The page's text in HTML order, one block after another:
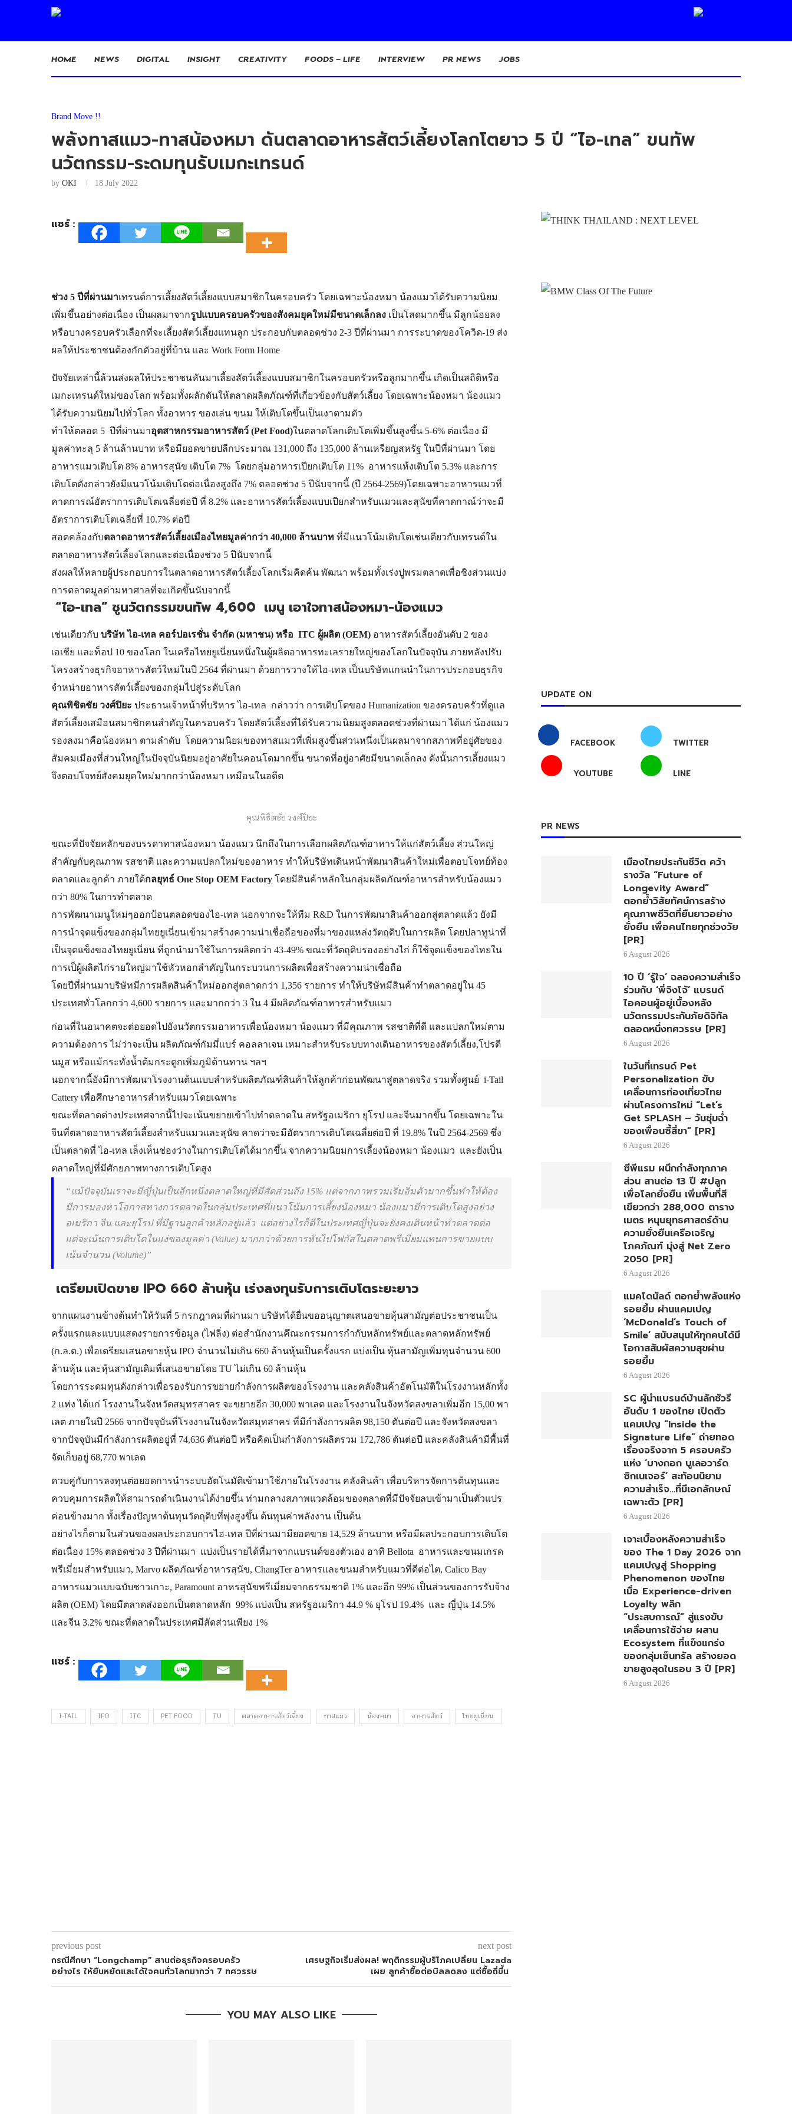
HOME NEWS DIGITAL INSIGHT CREATIVITY FOODS – LIFE INTERVIEW PR NEWS JOBS
Brand Move !!
พลังทาสแมว-ทาสน้องหมา ดันตลาดอาหารสัตว์เลี้ยงโลกโตยาว 5 ปี “ไอ-เทล” ขนทัพ
นวัตกรรม-ระดมทุนรับเมกะเทรนด์
by OKI 18 July 2022
แชร์ :
ช่วง 5 ปีที่ผ่านมาเทรนด์การเลี้ยงสัตว์เลี้ยงแบบสมาชิกในครอบครัว โดยเฉพาะน้องหมา น้องแมวได้รับความนิยม
เพิ่มขึ้นอย่างต่อเนื่อง เป็นผลมาจากรูปแบบครอบครัวของสังคมยุคใหม่มีขนาดเล็กลง เป็นโสดมากขึ้น มีลูกน้อยลง
หรือบางครอบครัวเลือกที่จะเลี้ยงสัตว์เลี้ยงแทนลูก ประกอบกับตลอดช่วง 2-3 ปีที่ผ่านมา การระบาดของโควิด-19 ส่ง
ผลให้ประชาชนต้องกักตัวอยู่ที่บ้าน และ Work Form Home
ปัจจัยเหล่านี้ล้วนส่งผลให้ประชาชนหันมาเลี้ยงสัตว์เลี้ยงแบบสมาชิกในครอบครัวหรือลูกมากขึ้น เกิดเป็นสถิติหรือ
เมกะเทรนด์ใหม่ของโลก พร้อมทั้งผลักดันให้ตลาดผลิตภัณฑ์ที่เกี่ยวข้องกับสัตว์เลี้ยง โดยเฉพาะน้องหมา น้องแมว
ได้รับความนิยมไปทั่วโลก ทั้งอาหาร ของเล่น ขนม ให้เติบโตขึ้นเป็นเงาตามตัว
ทำให้ตลอด 5 ปีที่ผ่านมาอุตสาหกรรมอาหารสัตว์ (Pet Food)ในตลาดโลกเติบโตเพิ่มขึ้นสูงขึ้น 5-6% ต่อเนื่อง มี
มูลค่าทะลุ 5 ล้านล้านบาท หรือมียอดขายปลีกประมาณ 131,000 ถึง 135,000 ล้านเหรียญสหรัฐ ในปีที่ผ่านมา โดย
อาหารแมวเติบโต 8% อาหารสุนัข เติบโต 7% โดยกลุ่มอาหารเปียกเติบโต 11% อาหารแห้งเติบโต 5.3% และการ
เติบโตดังกล่าวยังมีแนวโน้มเติบโตต่อเนื่องสูงถึง 7% ตลอดช่วง 5 ปีนับจากนี้ (ปี 2564-2569)โดยเฉพาะอาหารแมวที่
คาดการณ์อัตราการเติบโตเฉลี่ยต่อปี ที่ 8.2% และอาหารสัตว์เลี้ยงแบบเปียกสำหรับแมวและสุนัขที่คาดกาณ์ว่าจะมี
อัตราการเติบโตเฉลี่ยที่ 10.7% ต่อปี
สอดคล้องกับตลาดอาหารสัตว์เลี้ยงเมืองไทยมูลค่ากว่า 40,000 ล้านบาท ที่มีแนวโน้มเติบโตเช่นเดียวกับเทรนด์ใน
ตลาดอาหารสัตว์เลี้ยงโลกและต่อเนื่องช่วง 5 ปีนับจากนี้
ส่งผลให้หลายผู้ประกอบการในตลาดอาหารสัตว์เลี้ยงโลกเริ่มคิดค้น พัฒนา พร้อมทั้งเร่งปูพรมตลาดเพื่อชิงส่วนแบ่ง
การตลาดมูลค่ามหาศาลที่จะเกิดขึ้นนับจากนี้
“ไอ-เทล” ชูนวัตกรรมขนทัพ 4,600 เมนู เอาใจทาสน้องหมา-น้องแมว
เช่นเดียวกับ บริษัท ไอ-เทล คอร์ปอเรชั่น จำกัด (มหาชน) หรือ ITC ผู้ผลิต (OEM) อาหารสัตว์เลี้ยงอันดับ 2 ของ
เอเชีย และท็อป 10 ของโลก ในเครือไทยยูเนี่ยนหนึ่งในผู้ผลิตอาหารทะเลรายใหญ่ของโลกในปัจจุบัน ภายหลังปรับ
โครงสร้างธุรกิจอาหารสัตว์ใหม่ในปี 2564 ที่ผ่านมา ด้วยการวางให้ไอ-เทล เป็นบริษัทแกนนำในการประกอบธุรกิจ
จำหน่ายอาหารสัตว์เลี้ยงของกลุ่มไปสู่ระดับโลก
คุณพิชิตชัย วงศ์ปิยะ ประธานเจ้าหน้าที่บริหาร ไอ-เทล กล่าวว่า การเติบโตของ Humanization ของครอบครัวที่ดูแล
สัตว์เลี้ยงเสมือนสมาชิกคนสำคัญในครอบครัว โดยสัตว์เลี้ยงที่ได้รับความนิยมสูงตลอดช่วงที่ผ่านมา ได้แก่ น้องแมว
รองลงมาคือน้องหมา ตามลำดับ โดยความนิยมของทาสแมวที่เพิ่มสูงขึ้นส่วนหนึ่งเป็นผลมาจากสภาพที่อยู่ศัยของ
สัมคมเมืองที่ส่วนใหญ่ในปัจจุบันนิยมอยู่อาศัยในคอนโดมากขึ้น ขนาดที่อยู่อาศัยมีขนาดเล็กลง ดังนั้นการเลี้ยงแมว
จึงตอบโจทย์สังคมยุคใหม่มากกว่าน้องหมา เหมือนในอดีต
คุณพิชิตชัย วงศ์ปิยะ
ขณะที่ปัจจัยหลักของบรรดาทาสน้องหมา น้องแมว นึกถึงในการเลือกผลิตภัณฑ์อาหารให้แก่สัตว์เลี้ยง ส่วนใหญ่
สำคัญกับคุณภาพ รสชาติ และความแปลกใหม่ของอาหาร ทำให้บริษัทเดินหน้าพัฒนาสินค้าใหม่เพื่อตอบโจทย์ท้อง
ตลาดและลูกค้า ภายใต้กลยุทธ์ One Stop OEM Factory โดยมีสินค้าหลักในกลุ่มผลิตภัณฑ์อาหารสำหรับน้องแมว
กว่า 80% ในการทำตลาด
การพัฒนาเมนูใหม่ๆออกป้อนตลอดของไอ-เทล นอกจากจะให้ทีม R&D ในการพัฒนาสินค้าออกสู่ตลาดแล้ว ยังมี
การนำจุดแข็งของกลุ่มไทยยูเนี่ยนเข้ามาสร้างความน่าเชื่อถือของที่มาของแหล่งวัตถุดิบในการผลิต โดยปลาทูน่าที่
เป็นจุดแข็งของไทยยูเนี่ยน ที่ถูกนำมาใช้ในการผลิตกว่า 43-49% ขณะที่วัตถุดิบรองอย่างไก่ ก็ใช้จุดแข็งของไทยใน
การเป็ผู้ผลิตไก่รายใหญ่มาใช้หัวหอกสำคัญในกระบวนการผลิตเพื่อสร้างความน่าเชื่อถือ
โดยปีที่ผ่านมาบริษัทมีการผลิตสินค้าใหม่ออกสู่ตลาดกว่า 1,356 รายการ ทำให้บริษัทมีสินค้าทำตลาดอยู่ใน 45
ประเทศทั่วโลกกว่า 4,600 รายการ และมากกว่า 3 ใน 4 มีผลิตภัณฑ์อาหารสำหรับแมว
ก่อนที่ในอนาคตจะต่อยอดไปยังนวัตกรรมอาหารเพื่อน้องหมา น้องแมว ที่มีคุณภาพ รสชาติที่ดี และแปลกใหม่ตาม
ความต้องการ ไม่ว่าจะเป็น ผลิตภัณฑ์กัมมี่แบร์ คอลลาเจน เหมาะสำหรับระบบทางเดินอาหารของสัตว์เลี้ยง,โปรตี
นมูส หรือแม้กระทั่งน้ำต้มกระดูกเพิ่มภูมิต้านทาน ฯลฯ
นอกจากนี้ยังมีการพัฒนาโรงงานต้นแบบสำหรับผลิตภัณฑ์สินค้าให้ลูกค้าก่อนพัฒนาสู่ตลาดจริง รวมทั้งศูนย์ i-Tail
Cattery เพื่อศึกษาอาหารสำหรับแมวโดยเฉพาะ
ขณะที่ตลาดต่างประเทศจากนี้ไปจะเน้นขยายเข้าไปทำตลาดใน สหรัฐอเมริกา ยุโรป และจีนมากขึ้น โดยเฉพาะใน
จีนที่ตลาดอาหารสัตว์เลี้ยงสำหรับแมวและสุนัข คาดว่าจะมีอัตราการเติบโตเฉลี่ยต่อปี ที่ 19.8% ในปี 2564-2569 ซึ่ง
เป็นตลาดที่ ไอ-เทล เล็งเห็นช่องว่างในการเติบโตได้มากขึ้น จากความนิยมการเลี้ยงน้องหมา น้องแมว และยังเป็น
ตลาดใหญ่ที่มีศักยภาพทางการเติบโตสูง
“แม้ปัจจุบันเราจะมีญี่ปุ่นเป็นอีกหนึ่งตลาดใหญ่ที่มีสัดส่วนถึง 15% แต่จากภาพรวมเริ่มอิ่มตัวมากขึ้นทำให้ต้อง
มีการมองหาโอกาสทางการตลาดในกลุ่มประเทศที่แนวโน้มการเลี้ยงน้องหมา น้องแมวมีการเติบโตสูงอย่าง
อเมริกา จีน และยุโรป ที่มีฐานลูกค้าหลักอยู่แล้ว แต่อย่างไรก็ดีในประเทศญี่ปุ่นจะยังคงเดินหน้าทำตลาดต่อ
แต่จะเน้นการเติบโตในแง่ของมูลค่า (Value) มากกว่าด้วยการหันไปโฟกัสในตลาดพรีเมี่ยมแทนการขายแบบ
เน้นจำนวน (Volume)”
เตรียมเปิดขาย IPO 660 ล้านหุ้น เร่งลงทุนรับการเติบโตระยะยาว
จากแผนงานข้างต้นทำให้วันที่ 5 กรกฎาคมที่ผ่านมา บริษัทได้ยื่นขออนุญาตเสนอขายหุ้นสามัญต่อประชาชนเป็น
ครั้งแรกและแบบแสดงรายการข้อมูล (ไฟลิ่ง) ต่อสำนักงานคึณะกรรมการกำกับหลักทรัพย์และตลาดหลักทรัพย์
(ก.ล.ต.) เพื่อเตรียมเสนอขายหุ้น IPO จำนวนไม่เกิน 660 ล้านหุ้นเป็นครั้งแรก แบ่งเป็น หุ้นสามัญเพิ่มทุนจำนวน 600
ล้านหุ้น และหุ้นสามัญเดิมที่เสนอขายโดย TU ไม่เกิน 60 ล้านหุ้น
โดยการระดมทุนดังกล่าวเพื่อรองรับการขยายกำลังการผลิตของโรงงาน และคลังสินค้าอัตโนมัติในโรงงานหลักทั้ง
2 แห่ง ได้แก่ โรงงานในจังหวัดสมุทรสาคร จะขยายอีก 30,000 พาเลต และโรงงานในจังหวัดสงขลาเพิ่มอีก 15,00 พา
เลต ภายในปี 2566 จากปัจจุบันที่โรงงานในจังหวัดสมุทสาคร ที่มีกำลังการผลิต 98,150 ตันต่อปี และจังหวัดสงขลา
จากปัจจุบันมีกำลังการผลิตอยู่ที่ 74,636 ตันต่อปี หรือคิดเป็นกำลังการผลิตรวม 172,786 ตันต่อปี และคลังสินค้ามีพื้นที่
จัดเก็บอยู่ 68,770 พาเลต
ควบคู่กับการลงทุนต่อยอดการนำระบบอัตโนมัติเข้ามาใช้ภายในโรงงาน คลังสินค้า เพื่อบริหารจัดการต้นทุนและ
ควบคุมการผลิตให้สามารถดำเนินงานได้ง่ายขึ้น ท่ามกลางสภาพแวดล้อมของตลาดที่มีปัจจัยลบเข้ามาเป็นตัวแปร
ค่อนข้างมาก ทั้งเรื่องปัญหาต้นทุนวัตถุดิบที่พุ่งสูงขึ้น ต้นทุนค่าพลังงาน เป็นต้น
อย่างไรก็ตามในส่วนของผลประกอบการไอ-เทล ปีที่ผ่านมามียอดขาย 14,529 ล้านบาท หรือมีผลประกอบการเติบโต
ต่อเนื่อง 15% ตลอดช่วง 3 ปีที่ผ่านมา แบ่งเป็นรายได้ที่มาจากแบรนด์ของตัวเอง อาทิ Bellota อาหารและขนมเกรด
พรีเมี่ยมสำหรับแมว, Marvo ผลิตภัณฑ์อาหารสุนัข, ChangTer อาหารและขนมสำหรับแมวที่ดีต่อไต, Calico Bay
อาหารแมวแบบฉบับชาวเกาะ, Paramount อาหรสุนัขพรีเมี่ยมจากธรรมชาติ 1% และอีก 99% เป็นส่วนของการรับจ้าง
ผลิต (OEM) โดยมีตลาดส่งออกเป็นตลาดหลัก 99% แบ่งเป็น สหรัฐอเมริกา 44.9 % ยุโรป 19.4% และ ญี่ปุ่น 14.5%
และจีน 3.2% ขณะที่ตลาดในประเทศมีสัดส่วนเพียง 1%
แชร์ :
I-TAIL IPO ITC PET FOOD TU ตลาดอาหารสัตว์เลี้ยง ทาสแมว น้องหมา อาหารสัตว์ ไทยยูเนี่ยน
previous post
กรณีศีกษา “Longchamp” สานต่อธุรกิจครอบครัว
อย่างไร ให้ยืนหยัดและได้ใจคนทั่วโลกมากว่า 7 ทศวรรษ
next post
เศรษฐกิจเริ่มส่งผล! พฤติกรรมผู้บริโภคเปลี่ยน Lazada
เผย ลูกค้าซื้อต่อบิลลดลง แต่ซื้อถี่ขึ้น
YOU MAY ALSO LIKE
UPDATE ON
FACEBOOK TWITTER
YOUTUBE LINE
PR NEWS
เมืองไทยประกันชีวิต คว้า
รางวัล “Future of
Longevity Award”
ตอกย้ำวิสัยทัศน์การสร้าง
คุณภาพชีวิตที่ยืนยาวอย่าง
ยั่งยืน เพื่อคนไทยทุกช่วงวัย
[PR]
6 August 2026
10 ปี ‘รู้ใจ’ ฉลองความสำเร็จ
ร่วมกับ ‘พี่จิงโจ้’ แบรนด์
ไอคอนผู้อยู่เบื้องหลัง
นวัตกรรมประกันภัยดิจิทัล
ตลอดหนึ่งทศวรรษ [PR]
6 August 2026
ในวันที่เทรนด์ Pet
Personalization ขับ
เคลื่อนการท่องเที่ยวไทย
ผ่านโครงการใหม่ “Let’s
Get SPLASH – วันชุ่มฉ่ำ
ของเพื่อนซี้สี่ขา” [PR]
6 August 2026
ซีพีแรม ผนึกกำลังทุกภาค
ส่วน สานต่อ 13 ปี #ปลูก
เพื่อโลกยั่งยืน เพิ่มพื้นที่สี
เขียวกว่า 288,000 ตาราง
เมตร หนุนยุทธศาสตร์ด้าน
ความยั่งยืนเครือเจริญ
โภคภัณฑ์ มุ่งสู่ Net Zero
2050 [PR]
6 August 2026
แมคโดนัลด์ ตอกย้ำพลังแห่ง
รอยยิ้ม ผ่านแคมเปญ
‘McDonald’s Touch of
Smile’ สนับสนุนให้ทุกคนได้มี
โอกาสสัมผัสความสุขผ่าน
รอยยิ้ม
6 August 2026
SC ผู้นำแบรนด์บ้านลักชัวรี
อันดับ 1 ของไทย เปิดตัว
แคมเปญ “Inside the
Signature Life” ถ่ายทอด
เรื่องจริงจาก 5 ครอบครัว
แห่ง ‘บางกอก บูเลอวาร์ด
ซิกเนเจอร์’ สะท้อนนิยาม
ความสำเร็จ…ที่มีเอกลักษณ์
เฉพาะตัว [PR]
6 August 2026
เจาะเบื้องหลังความสำเร็จ
ของ The 1 Day 2026 จาก
แคมเปญสู่ Shopping
Phenomenon ของไทย
เมื่อ Experience-driven
Loyalty พลิก
“ประสบการณ์” สู่แรงขับ
เคลื่อนการใช้จ่าย ผสาน
Ecosystem ที่แข็งแกร่ง
ของกลุ่มเซ็นทรัล สร้างยอด
ขายสูงสุดในรอบ 3 ปี [PR]
6 August 2026